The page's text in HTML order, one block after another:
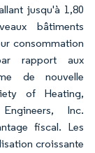
jusqu'à 1,80
bâtiments
consommation
rapport aux
de nouvelle
of Heating,
Inc.
fiscal. Les
croissante